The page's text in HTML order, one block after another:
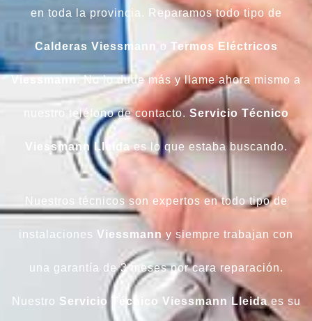
en toda la provincia. Reparamos todo tipo de
Calderas Viessmann o Termos Eléctricos
Viessmann. No lo dude más y llame ahora mismo a
nuestro teléfono de contacto. Servicio Técnico
Viessmann Lleida es lo que estaba buscando.
Nuestros técnicos son expertos en todo tipo de
instalaciones Viessmann y siempre trabajan con
una garantía de 3 meses por cara reparación.
Nuestro Servicio Técnico Viessmann Lleidaes su